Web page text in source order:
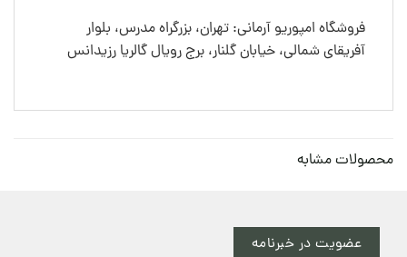
فروشگاه امپوریو آرمانی: تهران، بزرگراه مدرس، بلوار
آفریقای شمالی، خیابان گلنار، برج رویال گالریا رزیدانس
محصولات مشابه
عضویت در خبرنامه